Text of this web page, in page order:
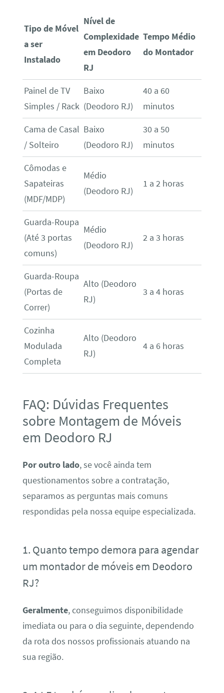
Tipo de Móvel
a ser
Instalado
Nível de
Complexidade
em Deodoro
RJ
Tempo Médio
do Montador
Painel de TV
Simples / Rack
Baixo
(Deodoro RJ)
40 a 60
minutos
Cama de Casal
/ Solteiro
Baixo
(Deodoro RJ)
30 a 50
minutos
Cômodas e
Sapateiras
(MDF/MDP)
Médio
(Deodoro RJ)
1 a 2 horas
Guarda-Roupa
(Até 3 portas
comuns)
Médio
(Deodoro RJ)
2 a 3 horas
Guarda-Roupa
(Portas de
Correr)
Alto (Deodoro
RJ)
3 a 4 horas
Cozinha
Modulada
Completa
Alto (Deodoro
RJ)
4 a 6 horas
FAQ: Dúvidas Frequentes
sobre Montagem de Móveis
em Deodoro RJ
Por outro lado, se você ainda tem
questionamentos sobre a contratação,
separamos as perguntas mais comuns
respondidas pela nossa equipe especializada.
1. Quanto tempo demora para agendar
um montador de móveis em Deodoro
RJ?
Geralmente, conseguimos disponibilidade
imediata ou para o dia seguinte, dependendo
da rota dos nossos profissionais atuando na
sua região.